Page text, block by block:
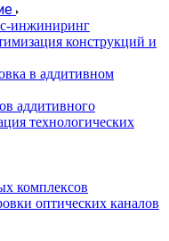
инжиниринг
конструкций и
в аддитивном
аддитивного
технологических
комплексов
оптических каналов